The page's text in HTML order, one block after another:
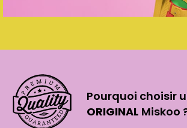
Pourquoi choisir
ORIGINAL Miskoo